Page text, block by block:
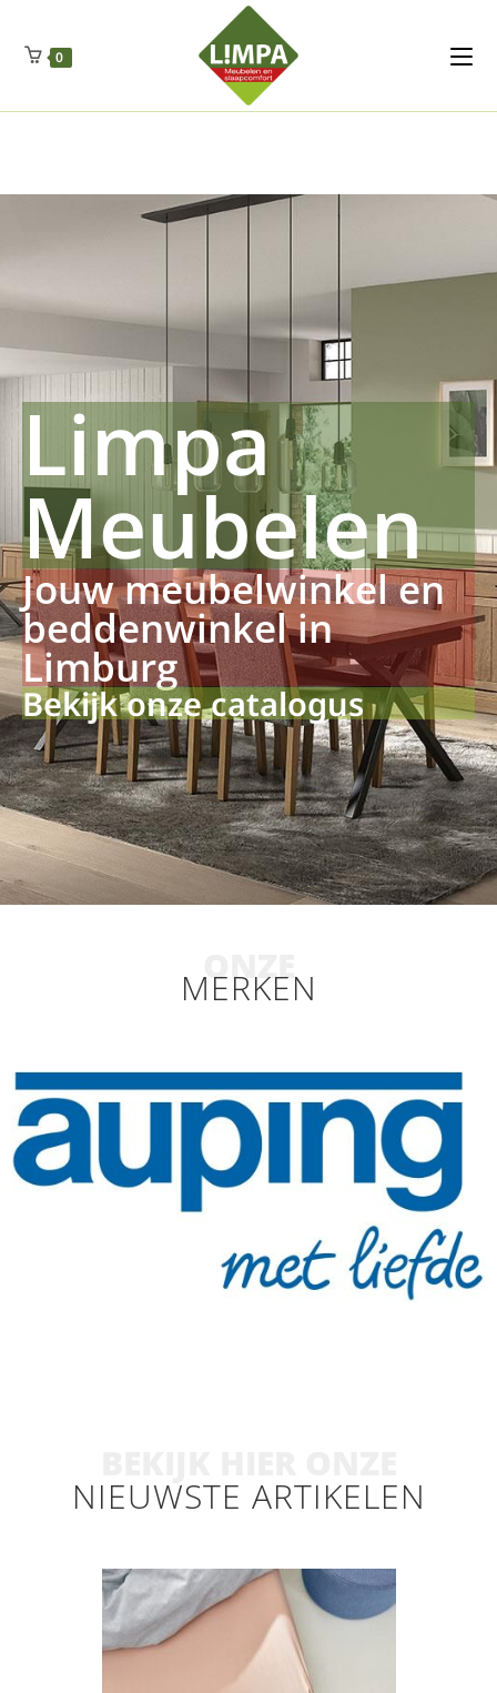
Regenschut
Drueckerpro
Fettsauren Dekemax Kapselmed
Luftkuhlen Zauberfan Netzfenste Insektensc
0
Limpa
Meubelen
Jouw meubelwinkel en
beddenwinkel in
Limburg
Bekijk onze catalogus
ONZE
MERKEN
NIEUWSTE ARTIKELEN